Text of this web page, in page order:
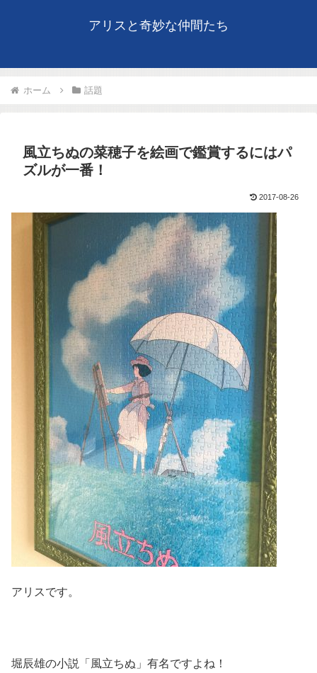
アリスと奇妙な仲間たち
ホーム 話題
風立ちぬの菜穂子を絵画で鑑賞するにはパ
ズルが一番！
2017-08-26
アリスです。
堀辰雄の小説「風立ちぬ」有名ですよね！